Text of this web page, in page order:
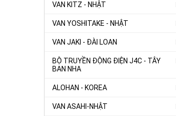
VAN KITZ - NHẬT
VAN YOSHITAKE - NHẬT
VAN JAKI - ĐÀI LOAN
BỘ TRUYỀN ĐỘNG ĐIỆN J4C - TÂY
BAN NHA
ALOHAN - KOREA
VAN ASAHI-NHẬT